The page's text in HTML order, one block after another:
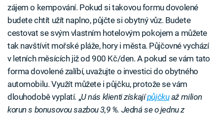
zájem o kempování. Pokud si takovou formu dovolené
budete chtít užít naplno, půjčte si obytný vůz. Budete
cestovat se svým vlastním hotelovým pokojem a můžete
tak navštívit mořské pláže, hory i města. Půjčovné vychází
v letních měsících již od 900 Kč/den. A pokud se vám tato
forma dovolené zalíbí, uvažujte o investici do obytného
automobilu. Využít můžete i půjčku, protože se vám
dlouhodobě vyplatí. „U nás klienti získajípůjčkuaž milion
korun s bonusovou sazbou 3,9 %. Jedná se o jednu z